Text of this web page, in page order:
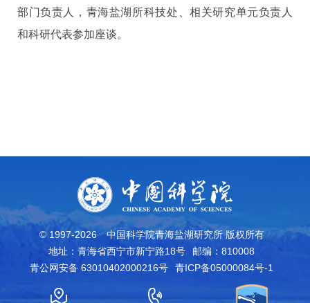
部门负责人，青海盐湖所科技处、相关研究单元负责人
和科研代表参加座谈。
© 1997-2026
中国科学院青海盐湖研究所 版权所有
地址：青海省西宁市新宁路18号
邮编：810008
青公网安备 63010402000216号
青ICP备05000084号-1